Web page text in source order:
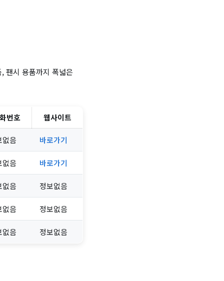
팬시 용품까지 폭넓은
번호 웹사이트
없음 바로가기
없음 바로가기
없음 정보없음
없음 정보없음
없음 정보없음